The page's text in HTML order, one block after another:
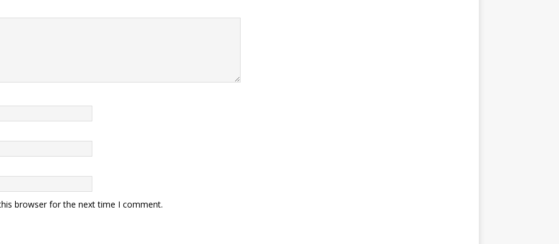
browser for the next time I comment.